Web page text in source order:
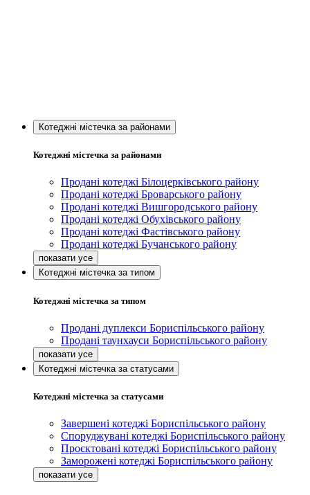
Котеджні містечка за районами
Котеджні містечка за районами
Продані котеджі Білоцерківського району
Продані котеджі Броварського району
Продані котеджі Вишгородського району
Продані котеджі Обухівського району
Продані котеджі Фастівського району
Продані котеджі Бучанського району
Котеджні містечка за типом
Котеджні містечка за типом
Продані дуплекси Бориспільського району
Продані таунхауси Бориспільського району
Котеджні містечка за статусами
Котеджні містечка за статусами
Завершені котеджі Бориспільського району
Споруджувані котеджі Бориспільського району
Проєктовані котеджі Бориспільського району
Заморожені котеджі Бориспільського району